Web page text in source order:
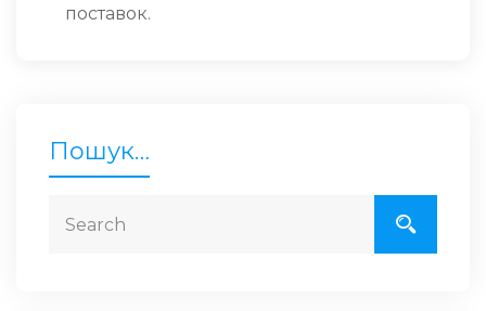
поставок.
Пошук…